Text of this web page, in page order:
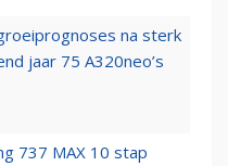
na sterk
jaar 75 A320neo’s
737 MAX 10 stap